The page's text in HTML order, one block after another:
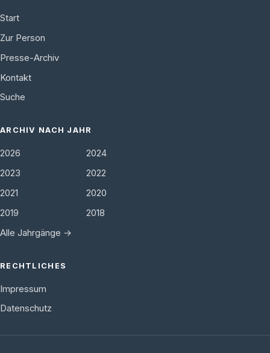
Start
Zur Person
Presse-Archiv
Kontakt
Suche
ARCHIV NACH JAHR
2026
2024
2023
2022
2021
2020
2019
2018
Alle Jahrgänge →
RECHTLICHES
Impressum
Datenschutz